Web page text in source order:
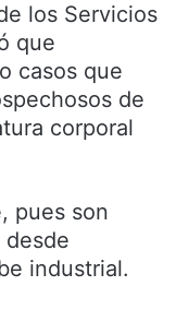
los Servicios
que
casos que
de
corporal
pues son
industrial.